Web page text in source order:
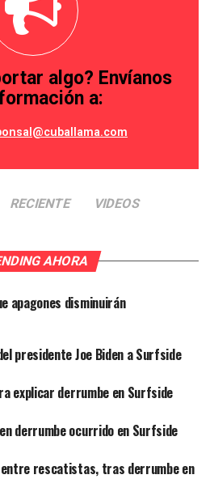
algo? Envíanos
a:
RECIENTE VIDEOS
AHORA
apagones disminuirán
presidente Joe Biden a Surfside
explicar derrumbe en Surfside
derrumbe ocurrido en Surfside
entre rescatistas, tras derrumbe en